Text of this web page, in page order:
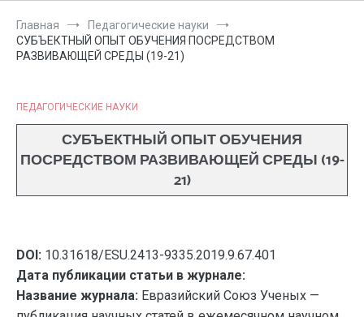
Главная
Педагогические науки
СУБЪЕКТНЫЙ ОПЫТ ОБУЧЕНИЯ ПОСРЕДСТВОМ
РАЗВИВАЮЩЕЙ СРЕДЫ (19-21)
ПЕДАГОГИЧЕСКИЕ НАУКИ
СУБЪЕКТНЫЙ ОПЫТ ОБУЧЕНИЯ
ПОСРЕДСТВОМ РАЗВИВАЮЩЕЙ СРЕДЫ (19-
21)
DOI: 10.31618/ESU.2413-9335.2019.9.67.401
Дата публикации статьи в журнале:
Название журнала: Евразийский Союз Ученых —